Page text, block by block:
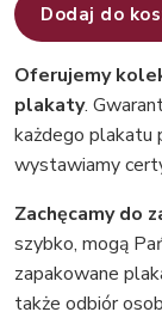
Dodaj do
Oferujemy
plakaty.
każdego plakatu
wystawiamy
Zachęcamy do
szybko, mogą
zapakowane
także odbiór